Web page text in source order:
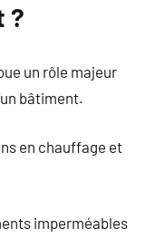
?
un rôle majeur
bâtiment.
en chauffage et
imperméables